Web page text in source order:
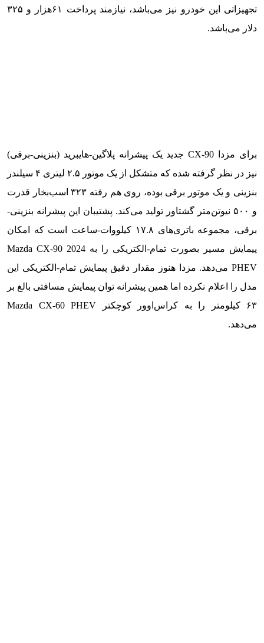
تجهیزاتی این خودرو نیز می‌باشد، نیازمند پرداخت ۶۱هزار و ۳۲۵
دلار می‌باشد.
برای مزدا CX-90 جدید یک پیشرانه پلاگین-هایبرید (بنزینی-برقی)
نیز در نظر گرفته شده که متشکل از یک موتور ۲.۵ لیتری ۴ سیلندر
بنزینی و یک موتور برقی بوده، روی هم رفته ۳۲۳ اسب‌بخار قدرت
و ۵۰۰ نیوتن‌متر گشتاور تولید می‌کند. پشتیبان این پیشرانه بنزینی-
برقی، مجموعه باتری‌های ۱۷.۸ کیلووات-ساعت است که امکان
پیمایش مسیر بصورت تمام-الکتریکی را به 2024 Mazda CX-90
PHEV می‌دهد. مزدا هنوز مقدار دقیق پیمایش تمام-الکتریکی این
مدل را اعلام نکرده اما همین پیشرانه توان پیمایش مسافتی بالغ بر
۶۳ کیلومتر را به کراس‌اوور کوچکتر Mazda CX-60 PHEV
می‌دهد.